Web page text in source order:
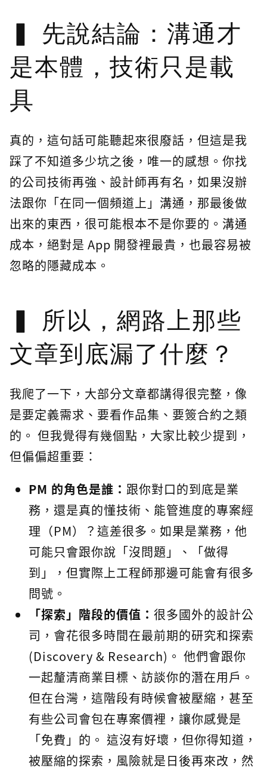
先說結論：溝通才
是本體，技術只是載
具
真的，這句話可能聽起來很廢話，但這是我
踩了不知道多少坑之後，唯一的感想。你找
的公司技術再強、設計師再有名，如果沒辦
法跟你「在同一個頻道上」溝通，那最後做
出來的東西，很可能根本不是你要的。溝通
成本，絕對是 App 開發裡最貴，也最容易被
忽略的隱藏成本。
所以，網路上那些
文章到底漏了什麼？
我爬了一下，大部分文章都講得很完整，像
是要定義需求、要看作品集、要簽合約之類
的。 但我覺得有幾個點，大家比較少提到，
但偏偏超重要：
PM 的角色是誰： 跟你對口的到底是業
務，還是真的懂技術、能管進度的專案經
理（PM）？這差很多。如果是業務，他
可能只會跟你說「沒問題」、「做得
到」，但實際上工程師那邊可能會有很多
問號。
「探索」階段的價值： 很多國外的設計公
司，會花很多時間在最前期的研究和探索
(Discovery & Research)。 他們會跟你
一起釐清商業目標、訪談你的潛在用戶。
但在台灣，這階段有時候會被壓縮，甚至
有些公司會包在專案價裡，讓你感覺是
「免費」的。 這沒有好壞，但你得知道，
被壓縮的探索，風險就是日後再來改，然